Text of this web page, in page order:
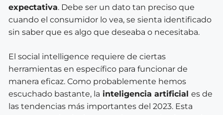
expectativa. Debe ser un dato tan preciso que
cuando el consumidor lo vea, se sienta identificado
sin saber que es algo que deseaba o necesitaba.
El social intelligence requiere de ciertas
herramientas en específico para funcionar de
manera eficaz. Como probablemente hemos
escuchado bastante, la inteligencia artificial es de
las tendencias más importantes del 2023. Esta